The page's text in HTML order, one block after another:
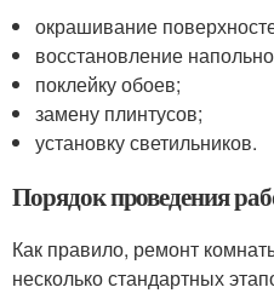
окрашивание
восстановление
поклейку обоев;
замену плинтусов;
установку светильников.
Порядок проведения
Как правило, ремонт
несколько стандартных